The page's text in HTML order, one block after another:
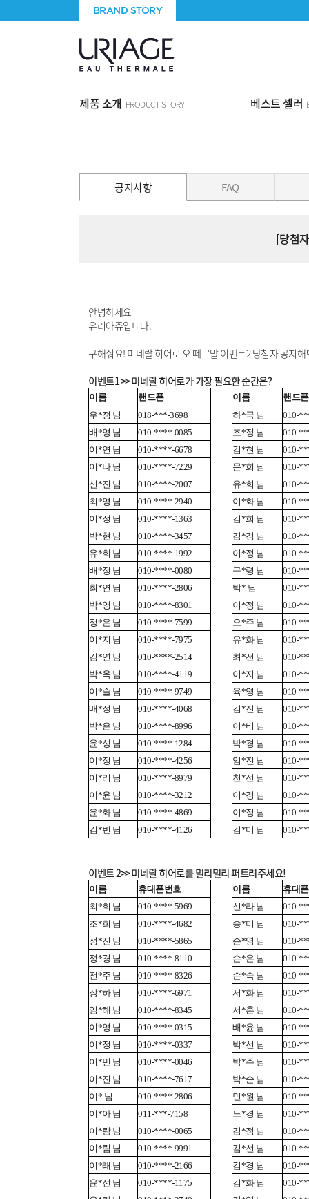
BRAND STORY
제품 소개 PRODUCT STORY 베스트 셀러
공지사항 FAQ
[당첨
안녕하세요
유리아쥬입니다.
구해줘요! 미네랄 히어로 오 떼르말 이벤트2 당첨자 공지
이벤트1 >> 미네랄 히어로가 가장 필요한 순간은?
이름 핸드폰 이름
핸드폰
우*정 님
018-***-3698 하*국 님
010-
배*영 님
010-****-0085 조*정 님
010-
이*연 님
010-****-6678 김*현 님
010-
이*나 님
010-****-7229 문*희 님
010-
신*진 님
010-****-2007 유*희 님
010-
최*영 님
010-****-2940 이*화 님
010-
이*정 님
010-****-1363 김*희 님
010-
박*현 님
010-****-3457 김*경 님
010-
유*희 님
010-****-1992 이*정 님
010-
배*정 님
010-****-0080 구*령 님
010-
최*연 님
010-****-2806 박* 님
010-
박*영 님
010-****-8301 이*정 님
010-
정*은 님
010-****-7599 오*주 님
010-
이*지 님
010-****-7975 유*화 님
010-
김*연 님
010-****-2514 최*선 님
010-
박*옥 님
010-****-4119 이*지 님
010-
이*슬 님
010-****-9749 육*영 님
010-
배*정 님
010-****-4068 김*진 님
010-
박*은 님
010-****-8996 이*비 님
010-
윤*성 님
010-****-1284 박*경 님
010-
이*정 님
010-****-4256 임*진 님
010-
이*리 님
010-****-8979 천*선 님
010-
이*윤 님
010-****-3212 이*경 님
010-
윤*화 님
010-****-4869 이*정 님
010-
김*빈 님
010-****-4126 김*미 님 010-
이벤트 2>> 미네랄 히어로를 멀리멀리 퍼트려주세요!
이름 휴대폰번호 이름
휴대
최*희 님
010-****-5969 신*라 님
010-
조*희 님
010-****-4682 송*미 님
010-
정*진 님
010-****-5865 손*영 님
010-
정*경 님
010-****-8110 손*은 님
010-
전*주 님
010-****-8326 손*숙 님
010-
장*하 님
010-****-6971 서*화 님
010-
임*해 님
010-****-8345 서*훈 님
010-
이*영 님
010-****-0315 배*윤 님
010-
이*정 님
010-****-0337 박*선 님
010-
이*민 님
010-****-0046 박*주 님
010-
이*진 님
010-****-7617 박*순 님
010-
이* 님
010-****-2806 민*원 님
010-
이*아 님
011-***-7158 노*경 님
010-
이*람 님
010-****-0065 김*정 님
010-
이*림 님
010-****-9991 김*선 님
010-
이*래 님
010-****-2166 김*경 님
010-
윤*선 님
010-****-1175 김*화 님
010-